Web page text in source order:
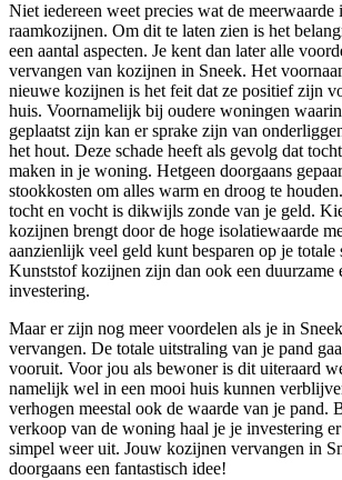
Niet iedereen weet precies wat de meerwaarde
raamkozijnen. Om dit te laten zien is het
een aantal aspecten. Je kent dan later alle
vervangen van kozijnen in Sneek. Het
nieuwe kozijnen is het feit dat ze positief zijn
huis. Voornamelijk bij oudere woningen
geplaatst zijn kan er sprake zijn van
het hout. Deze schade heeft als gevolg dat
maken in je woning. Hetgeen doorgaans
stookkosten om alles warm en droog te
tocht en vocht is dikwijls zonde van je geld.
kozijnen brengt door de hoge isolatiewaarde
aanzienlijk veel geld kunt besparen op je totale
Kunststof kozijnen zijn dan ook een duurzame
investering.
Maar er zijn nog meer voordelen als je in
vervangen. De totale uitstraling van je pand
vooruit. Voor jou als bewoner is dit uiteraard
namelijk wel in een mooi huis kunnen
verhogen meestal ook de waarde van je pand.
verkoop van de woning haal je je investering
simpel weer uit. Jouw kozijnen vervangen in
doorgaans een fantastisch idee!